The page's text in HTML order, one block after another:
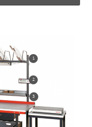
1
2
3